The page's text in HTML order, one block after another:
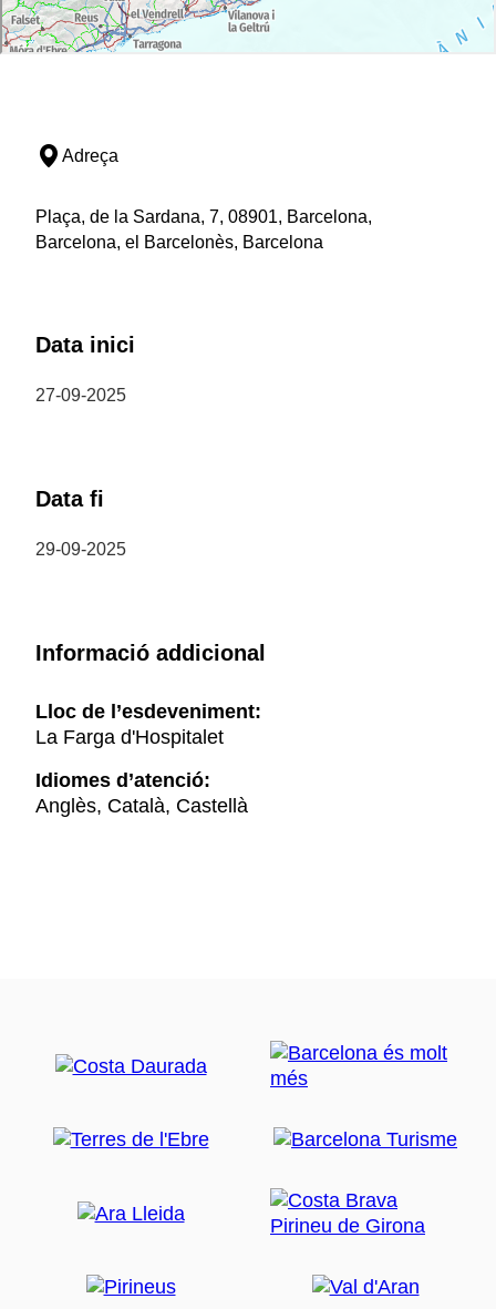
Adreça
Plaça, de la Sardana, 7, 08901, Barcelona,
Barcelona, el Barcelonès, Barcelona
Data inici
27-09-2025
Data fi
29-09-2025
Informació addicional
Lloc de l’esdeveniment:
La Farga d'Hospitalet
Idiomes d’atenció:
Anglès, Català, Castellà